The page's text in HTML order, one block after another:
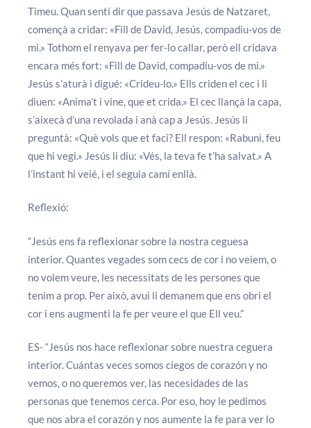
Timeu. Quan sentí dir que passava Jesús de Natzaret,
començà a cridar: «Fill de David, Jesús, compadiu-vos de
mi.» Tothom el renyava per fer-lo callar, però ell cridava
encara més fort: «Fill de David, compadiu-vos de mi.»
Jesús s’aturà i digué: «Crideu-lo.» Ells criden el cec i li
diuen: «Anima’t i vine, que et crida.» El cec llançà la capa,
s’aixecà d’una revolada i anà cap a Jesús. Jesús li
preguntà: «Què vols que et faci? Ell respon: «Rabuni, feu
que hi vegi.» Jesús li diu: «Vés, la teva fe t’ha salvat.» A
l’instant hi veié, i el seguia camí enllà.
Reflexió:
“Jesús ens fa reflexionar sobre la nostra ceguesa
interior. Quantes vegades som cecs de cor i no veiem, o
no volem veure, les necessitats de les persones que
tenim a prop. Per això, avui li demanem que ens obri el
cor i ens augmenti la fe per veure el que Ell veu.”
ES- “Jesús nos hace reflexionar sobre nuestra ceguera
interior. Cuántas veces somos ciegos de corazón y no
vemos, o no queremos ver, las necesidades de las
personas que tenemos cerca. Por eso, hoy le pedimos
que nos abra el corazón y nos aumente la fe para ver lo